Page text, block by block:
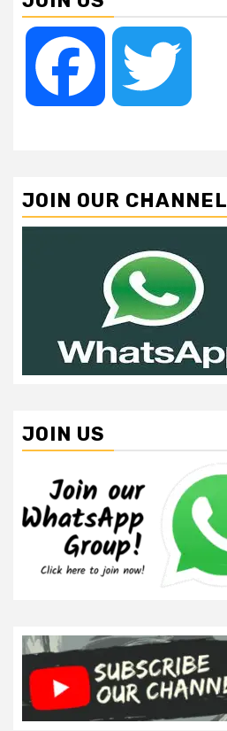
Facebook
JOIN OUR CHANNEL
JOIN US